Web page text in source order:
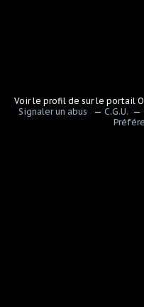
Voir le profil de sur le portail
Signaler un abus
C.G.U.